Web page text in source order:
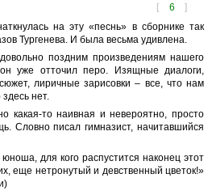
[ 6 ]
на эту «песнь» в сборнике так
Тургенева. И была весьма удивлена.
поздним произведениям нашего
он уже отточил перо. Изящные диалоги,
лиричные зарисовки – все, что нам
нет.
какая-то наивная и невероятно, просто
Словно писал гимназист, начитавшийся
для кого распустится наконец этот
еще нетронутый и девственный цветок!»